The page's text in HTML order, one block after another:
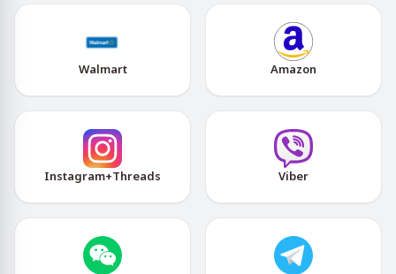
Walmart Amazon
Instagram+Threads Viber